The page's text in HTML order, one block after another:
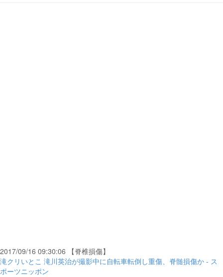
2017/09/16 09:30:06 【脊椎損傷】
滝クリいとこ 滝川英治が撮影中に自転車転倒し重傷、脊髄損傷か - ス
ポーツニッポン